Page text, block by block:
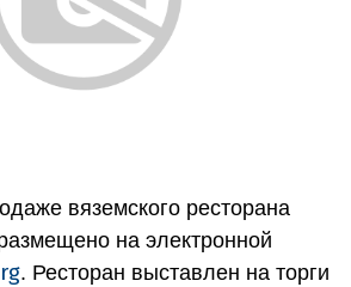
вяземского ресторана
на электронной
. Ресторан выставлен на торги